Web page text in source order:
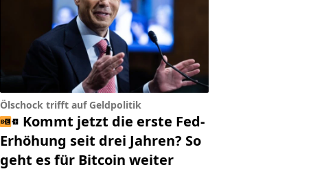
Ölschock trifft auf Geldpolitik
Kommt jetzt die erste Fed-
Erhöhung seit drei Jahren? So
geht es für Bitcoin weiter